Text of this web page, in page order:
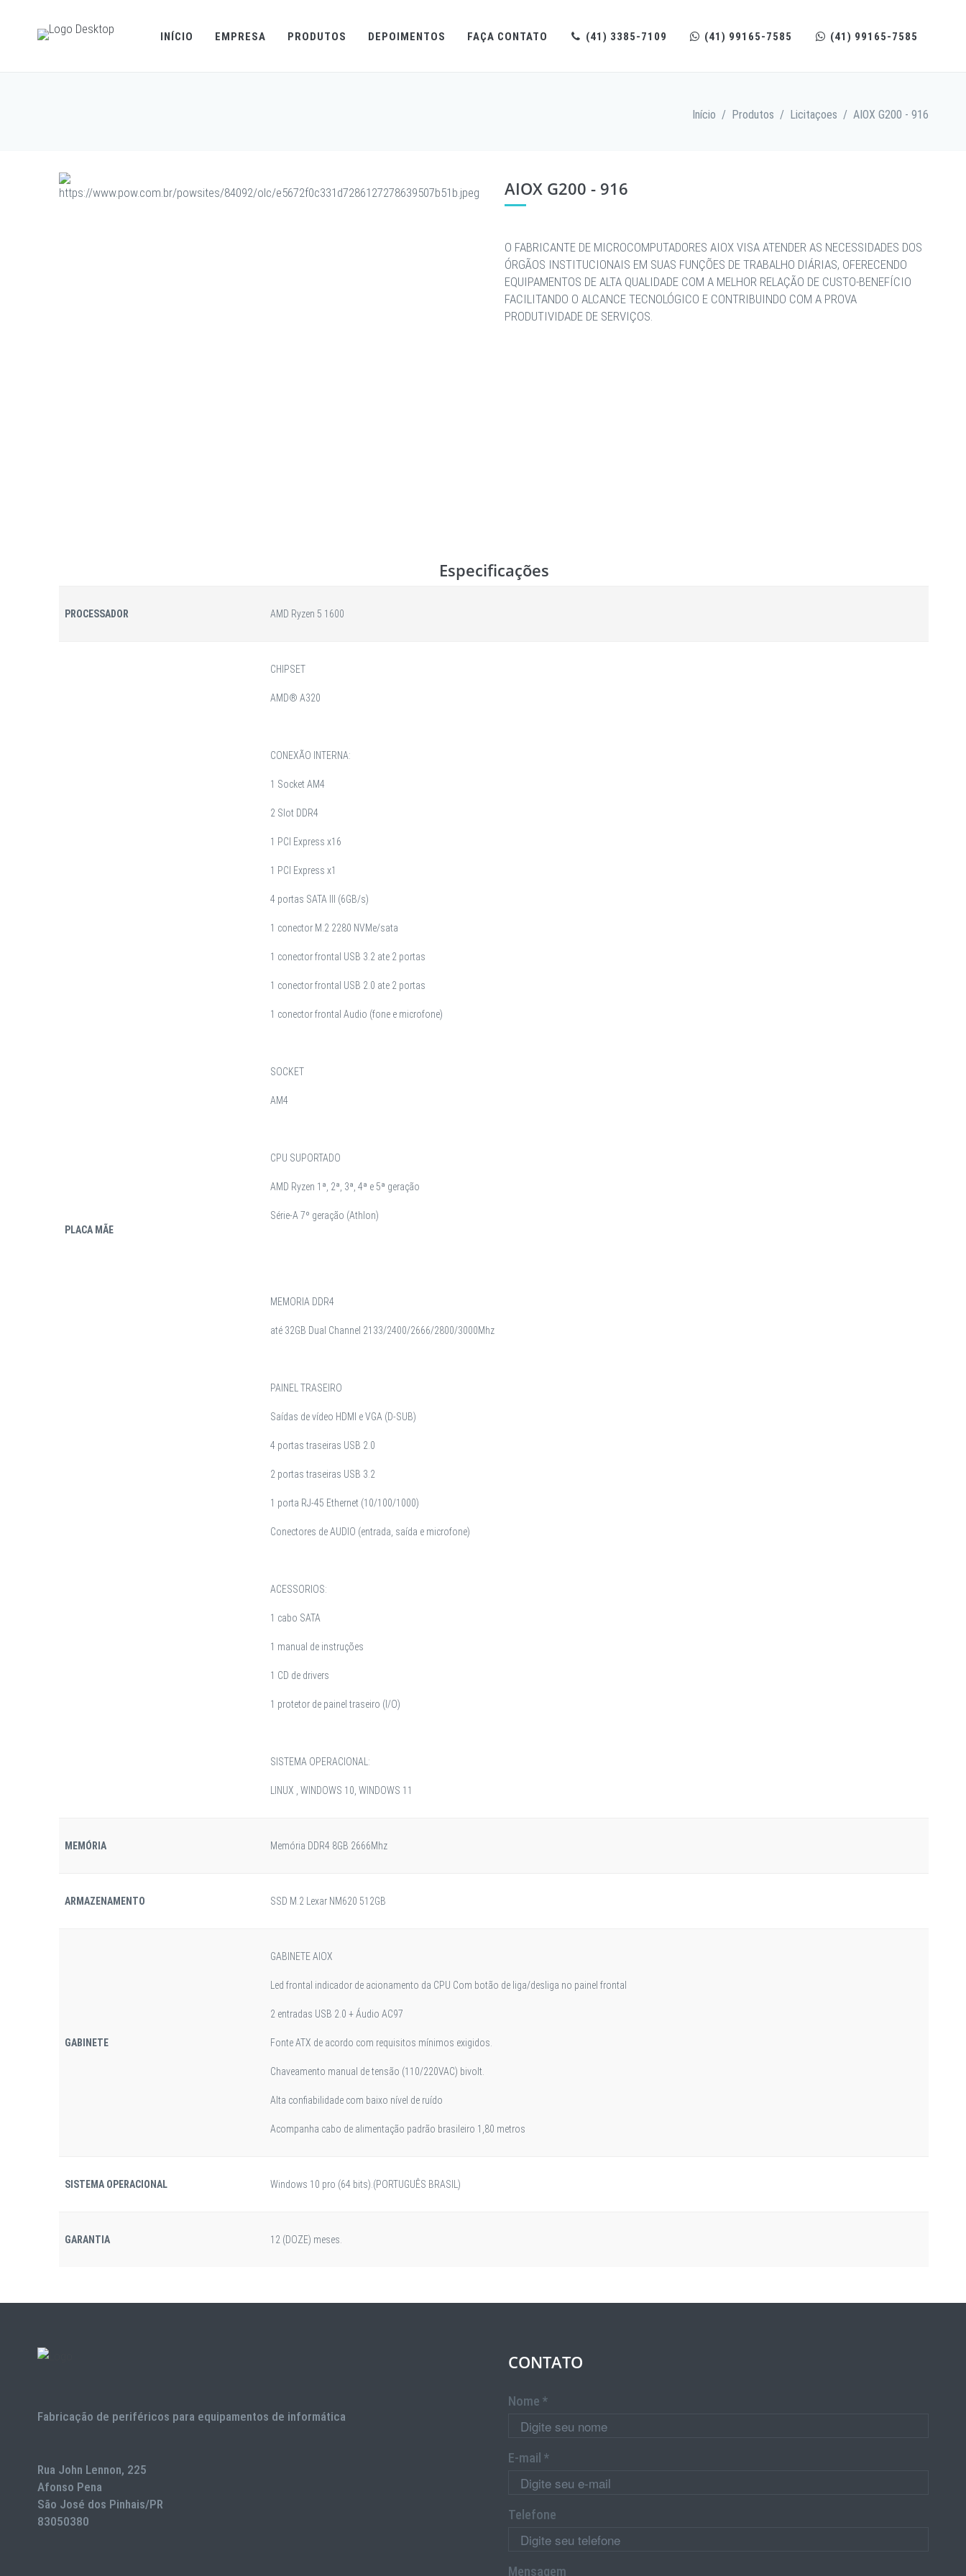
INÍCIO EMPRESA PRODUTOS DEPOIMENTOS FAÇA CONTATO (41) 3385-7109 (41) 99165-7585 (41) 99165-7585
Início / Produtos / Licitaçoes / AIOX G200 - 916
AIOX G200 - 916
O FABRICANTE DE MICROCOMPUTADORES AIOX VISA ATENDER AS NECESSIDADES DOS
ÓRGÃOS INSTITUCIONAIS EM SUAS FUNÇÕES DE TRABALHO DIÁRIAS, OFERECENDO
EQUIPAMENTOS DE ALTA QUALIDADE COM A MELHOR RELAÇÃO DE CUSTO-BENEFÍCIO
FACILITANDO O ALCANCE TECNOLÓGICO E CONTRIBUINDO COM A PROVA
PRODUTIVIDADE DE SERVIÇOS.
Especificações
PROCESSADOR AMD Ryzen 5 1600
PLACA MÃE
CHIPSET
AMD® A320
CONEXÃO INTERNA:
1 Socket AM4
2 Slot DDR4
1 PCI Express x16
1 PCI Express x1
4 portas SATA III (6GB/s)
1 conector M.2 2280 NVMe/sata
1 conector frontal USB 3.2 ate 2 portas
1 conector frontal USB 2.0 ate 2 portas
1 conector frontal Audio (fone e microfone)
SOCKET
AM4
CPU SUPORTADO
AMD Ryzen 1ª, 2ª, 3ª, 4ª e 5ª geração
Série-A 7º geração (Athlon)
MEMORIA DDR4
até 32GB Dual Channel 2133/2400/2666/2800/3000Mhz
PAINEL TRASEIRO
Saídas de vídeo HDMI e VGA (D-SUB)
4 portas traseiras USB 2.0
2 portas traseiras USB 3.2
1 porta RJ-45 Ethernet (10/100/1000)
Conectores de AUDIO (entrada, saída e microfone)
ACESSORIOS:
1 cabo SATA
1 manual de instruções
1 CD de drivers
1 protetor de painel traseiro (I/O)
SISTEMA OPERACIONAL:
LINUX , WINDOWS 10, WINDOWS 11
MEMÓRIA Memória DDR4 8GB 2666Mhz
ARMAZENAMENTO SSD M.2 Lexar NM620 512GB
GABINETE
GABINETE AIOX
Led frontal indicador de acionamento da CPU Com botão de liga/desliga no painel frontal
2 entradas USB 2.0 + Áudio AC97
Fonte ATX de acordo com requisitos mínimos exigidos.
Chaveamento manual de tensão (110/220VAC) bivolt.
Alta confiabilidade com baixo nível de ruído
Acompanha cabo de alimentação padrão brasileiro 1,80 metros
SISTEMA OPERACIONAL Windows 10 pro (64 bits).(PORTUGUÊS BRASIL)
GARANTIA 12 (DOZE) meses.
Fabricação de periféricos para equipamentos de informática
Rua John Lennon, 225
Afonso Pena
São José dos Pinhais/PR
83050380
CONTATO
Nome *
E-mail *
Telefone
Mensagem